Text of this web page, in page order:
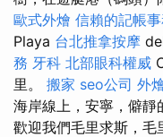
歐式外燴 信賴的記帳
Playa 台北推拿按摩
務 牙科 北部眼科權威
里。 搬家 seo公司 外
海岸線上，安寧，僻靜
歡迎我們毛里求斯，毛